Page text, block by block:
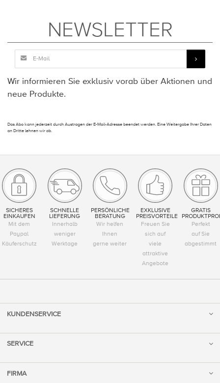
NEWSLETTER
Wir informieren Sie exklusiv vorab über Aktionen und
neue Produkte.
Das Abo kann jederzeit durch Austragen der E-Mail-Adresse beendet werden. Eine Weitergabe Ihrer Daten
an Dritte lehnen wir ab.
SICHERES
EINKAUFEN
Mit dem
Paypal
Käuferschutz
SCHNELLE
LIEFERUNG
Innerhalb
weniger
Werktage
PERSÖNLICHE
BERATUNG
Wir helfen
Ihnen
gerne weiter
EXKLUSIVE
PREISVORTEILE
Freuen Sie
sich auf
viele
attraktive
Angebote
GRATIS
Perfekt
auf Sie
abgestimmt
KUNDENSERVICE
SERVICE
FIRMA